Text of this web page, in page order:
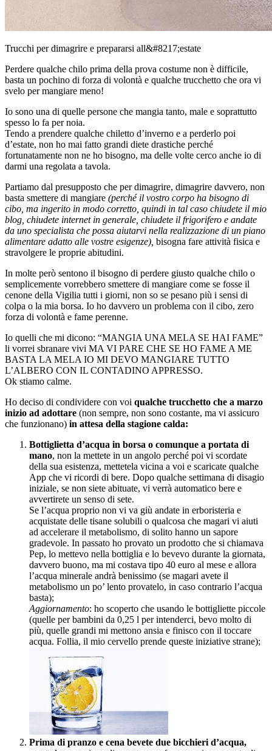
Trucchi per dimagrire e prepararsi all&#8217;estate
Perdere qualche chilo prima della prova costume non è difficile,
basta un pochino di forza di volontà e qualche trucchetto che ora vi
svelo per mangiare meno!
Io sono una di quelle persone che mangia tanto, male e soprattutto
spesso lo fa per noia.
Tendo a prendere qualche chiletto d’inverno e a perderlo poi
d’estate, non ho mai fatto grandi diete drastiche perché
fortunatamente non ne ho bisogno, ma delle volte cerco anche io di
darmi una regolata a tavola.
Partiamo dal presupposto che per dimagrire, dimagrire davvero, non
basta smettere di mangiare (perché il vostro corpo ha bisogno di
cibo, ma ingerito in modo corretto, quindi in tal caso chiudete il mio
blog, chiudete internet in generale, chiudete il frigorifero e andate
da uno specialista che possa aiutarvi nella realizzazione di un piano
alimentare adatto alle vostre esigenze), bisogna fare attività fisica e
stravolgere le proprie abitudini.
In molte però sentono il bisogno di perdere giusto qualche chilo o
semplicemente vorrebbero smettere di mangiare come se fosse il
cenone della Vigilia tutti i giorni, non so se pesano più i sensi di
colpa o la mia borsa. Io ho davvero un problema con il cibo, zero
forza di volontà e fame perenne.
Io quelli che mi dicono: “MANGIA UNA MELA SE HAI FAME”
li vorrei sbranare vivi MA VI PARE CHE SE HO FAME A ME
BASTA LA MELA IO MI DEVO MANGIARE TUTTO
L’ALBERO CON IL CONTADINO APPRESSO.
Ok stiamo calme.
Ho deciso di condividere con voi qualche trucchetto che a marzo
inizio ad adottare (non sempre, non sono costante, ma vi assicuro
che funzionano) in attesa della stagione calda:
Bottiglietta d’acqua in borsa o comunque a portata di
mano, non la mettete in un angolo perché poi vi scordate
della sua esistenza, mettetela vicina a voi e scaricate qualche
App che vi ricordi di bere. Dopo qualche settimana di disagio
iniziale, se non siete abituate, vi verrà automatico bere e
avvertirete un senso di sete.
Se l’acqua proprio non vi va giù andate in erboristeria e
acquistate delle tisane solubili o qualcosa che magari vi aiuti
ad accelerare il metabolismo, di solito hanno un sapore
gradevole. In passato ho provato un prodotto che si chiamava
Pep, lo mettevo nella bottiglia e lo bevevo durante la giornata,
davvero buono, ma mi costava tipo 40 euro al mese e allora
l’acqua minerale andrà benissimo (se magari avete il
metabolismo un po’ lento provatelo, in caso contrario l’acqua
basta);
Aggiornamento: ho scoperto che usando le bottigliette piccole
(quelle per bambini da 0,25 l per intenderci, bevo molto di
più, quelle grandi mi mettono ansia e finisco con il toccare
acqua. Follia, il mio cervello prende queste iniziative strane);
Prima di pranzo e cena bevete due bicchieri d’acqua,